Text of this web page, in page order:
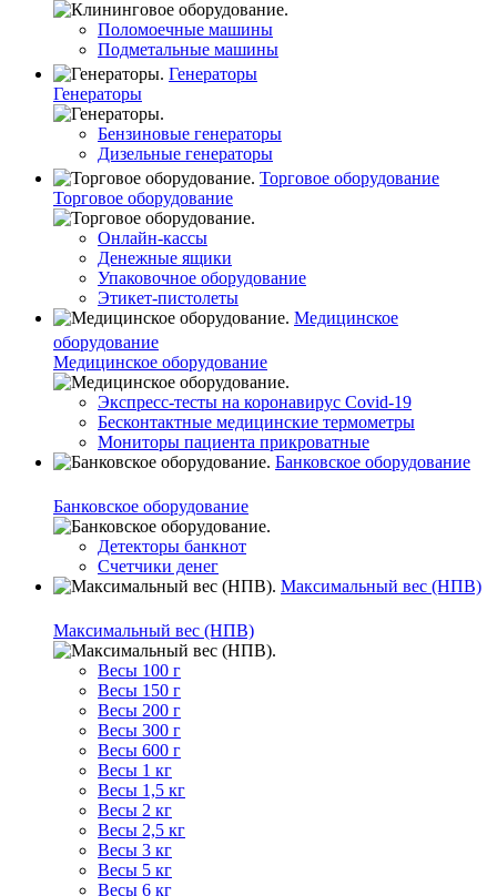
Поломоечные машины
Подметальные машины
Генераторы
Генераторы
Бензиновые генераторы
Дизельные генераторы
Торговое оборудование
Торговое оборудование
Онлайн-кассы
Денежные ящики
Упаковочное оборудование
Этикет-пистолеты
Медицинское
оборудование
Медицинское оборудование
Экспресс-тесты на коронавирус Covid-19
Бесконтактные медицинские термометры
Мониторы пациента прикроватные
Банковское оборудование
Банковское оборудование
Детекторы банкнот
Счетчики денег
Максимальный вес (НПВ)
Максимальный вес (НПВ)
Весы 100 г
Весы 150 г
Весы 200 г
Весы 300 г
Весы 600 г
Весы 1 кг
Весы 1,5 кг
Весы 2 кг
Весы 2,5 кг
Весы 3 кг
Весы 5 кг
Весы 6 кг